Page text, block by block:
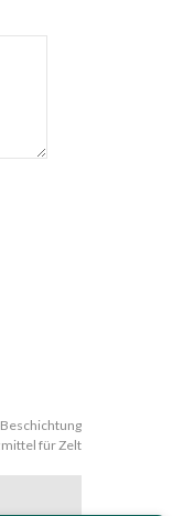
für Zelt